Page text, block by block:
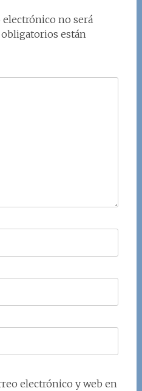
no será
están
electrónico y web en